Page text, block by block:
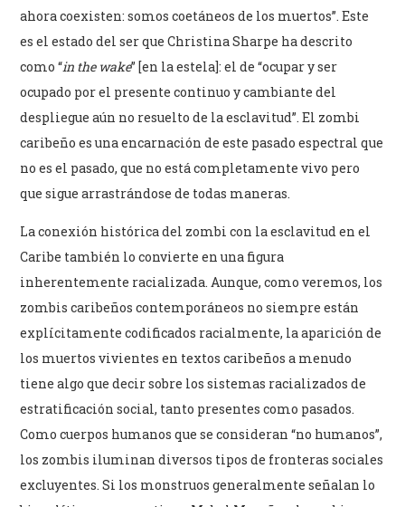
ahora coexisten: somos coetáneos de los muertos”. Este
es el estado del ser que Christina Sharpe ha descrito
como “in the wake” [en la estela]: el de “ocupar y ser
ocupado por el presente continuo y cambiante del
despliegue aún no resuelto de la esclavitud”. El zombi
caribeño es una encarnación de este pasado espectral que
no es el pasado, que no está completamente vivo pero
que sigue arrastrándose de todas maneras.
La conexión histórica del zombi con la esclavitud en el
Caribe también lo convierte en una figura
inherentemente racializada. Aunque, como veremos, los
zombis caribeños contemporáneos no siempre están
explícitamente codificados racialmente, la aparición de
los muertos vivientes en textos caribeños a menudo
tiene algo que decir sobre los sistemas racializados de
estratificación social, tanto presentes como pasados.
Como cuerpos humanos que se consideran “no humanos”,
los zombis iluminan diversos tipos de fronteras sociales
excluyentes. Si los monstruos generalmente señalan lo